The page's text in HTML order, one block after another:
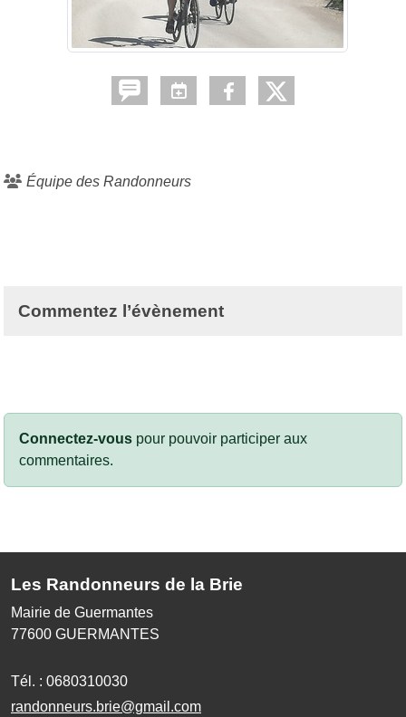
Équipe des Randonneurs
Commentez l’évènement
Connectez-vous pour pouvoir participer aux
commentaires.
Les Randonneurs de la Brie
Mairie de Guermantes
77600 GUERMANTES
Tél. : 0680310030
randonneurs.brie@gmail.com